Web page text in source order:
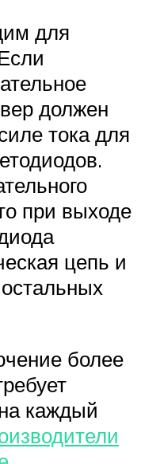
для
должен
тока для
при выходе
цепь и
более
каждый